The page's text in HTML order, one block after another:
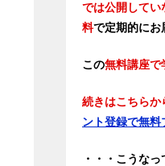
では公開してい
料で定期的にお
この無料講座で
続きはこちらか
ント登録で無料
・・・こうなっ